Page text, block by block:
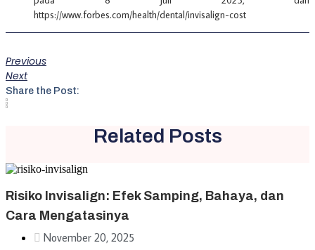
https://www.forbes.com/health/dental/invisalign-cost
Previous
Next
Share the Post:
Related Posts
Risiko Invisalign: Efek Samping, Bahaya, dan
Cara Mengatasinya
November 20, 2025